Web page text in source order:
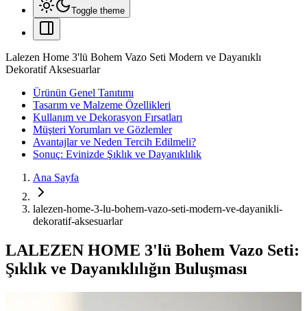
Toggle theme
Lalezen Home 3'lü Bohem Vazo Seti Modern ve Dayanıklı
Dekoratif Aksesuarlar
Ürünün Genel Tanıtımı
Tasarım ve Malzeme Özellikleri
Kullanım ve Dekorasyon Fırsatları
Müşteri Yorumları ve Gözlemler
Avantajlar ve Neden Tercih Edilmeli?
Sonuç: Evinizde Şıklık ve Dayanıklılık
Ana Sayfa
lalezen-home-3-lu-bohem-vazo-seti-modern-ve-dayanikli-
dekoratif-aksesuarlar
LALEZEN HOME 3'lü Bohem Vazo Seti:
Şıklık ve Dayanıklılığın Buluşması